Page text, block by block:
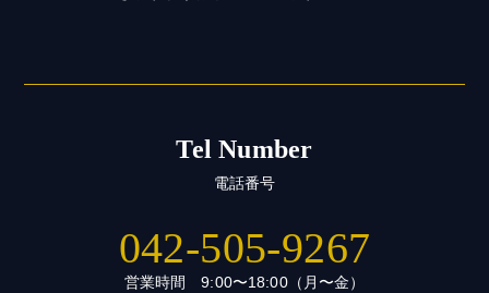
Tel Number
電話番号
042-505-9267
営業時間 9:00〜18:00（月〜金）